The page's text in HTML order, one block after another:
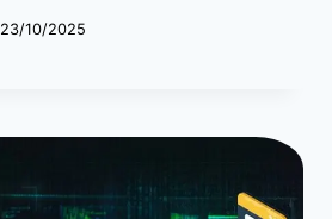
23/10/2025